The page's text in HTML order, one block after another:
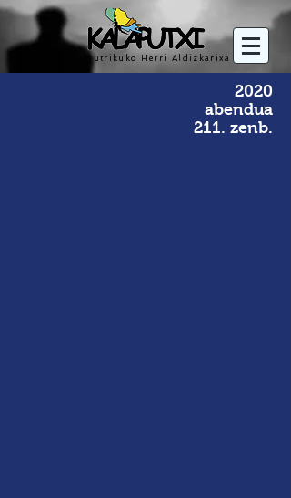
Mutrikuko Herri Aldizkarixa
2020
abendua
211. zenb.